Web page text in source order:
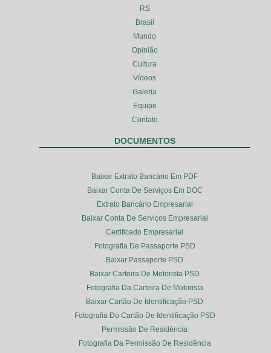
RS
Brasil
Mundo
Opinião
Cultura
Vídeos
Galeria
Equipe
Contato
DOCUMENTOS
Baixar Extrato Bancário Em PDF
Baixar Conta De Serviços Em DOC
Extrato Bancário Empresarial
Baixar Conta De Serviços Empresarial
Certificado Empresarial
Fotografia De Passaporte PSD
Baixar Passaporte PSD
Baixar Carteira De Motorista PSD
Fotografia Da Carteira De Motorista
Baixar Cartão De Identificação PSD
Fotografia Do Cartão De Identificação PSD
Permissão De Residência
Fotografia Da Permissão De Residência